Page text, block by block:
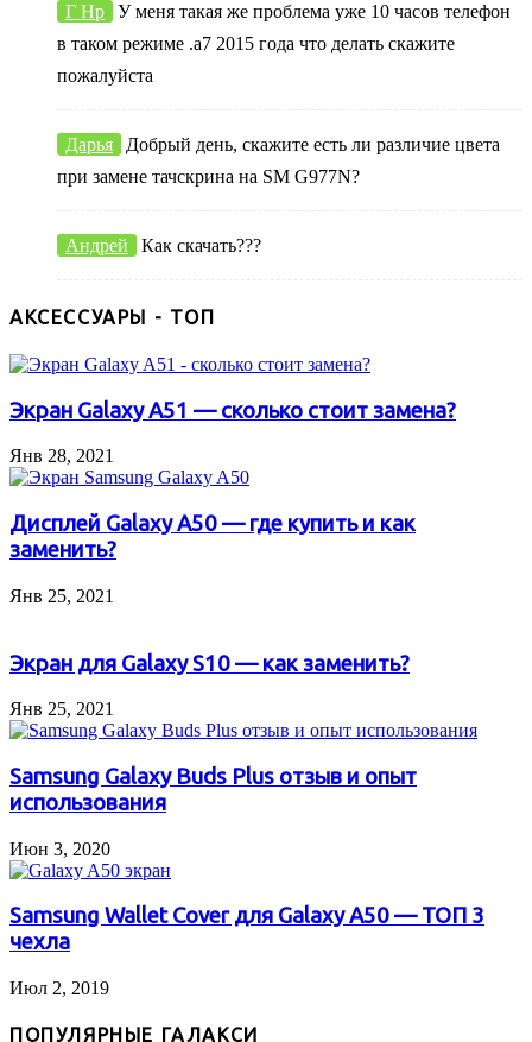
Г Нр
У меня такая же проблема уже 10 часов телефон
в таком режиме .а7 2015 года что делать скажите
пожалуйста
Дарья
Добрый день, скажите есть ли различие цвета
при замене тачскрина на SM G977N?
Андрей Как скачать???
АКСЕССУАРЫ - ТОП
Экран Galaxy A51 — сколько стоит замена?
Янв 28, 2021
Дисплей Galaxy A50 — где купить и как
заменить?
Янв 25, 2021
Экран для Galaxy S10 — как заменить?
Янв 25, 2021
Samsung Galaxy Buds Plus отзыв и опыт
использования
Июн 3, 2020
Samsung Wallet Cover для Galaxy A50 — ТОП 3
чехла
Июл 2, 2019
ПОПУЛЯРНЫЕ ГАЛАКСИ